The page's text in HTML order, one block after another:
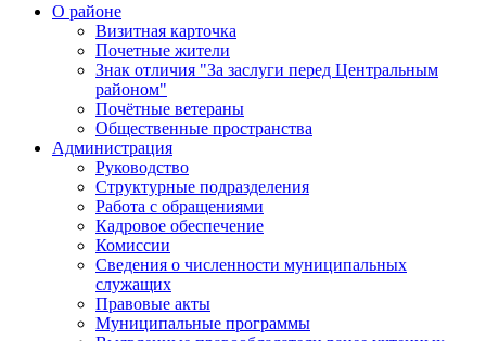
О районе
Визитная карточка
Почетные жители
Знак отличия "За заслуги перед Центральным
районом"
Почётные ветераны
Общественные пространства
Администрация
Руководство
Структурные подразделения
Работа с обращениями
Кадровое обеспечение
Комиссии
Сведения о численности муниципальных
служащих
Правовые акты
Муниципальные программы